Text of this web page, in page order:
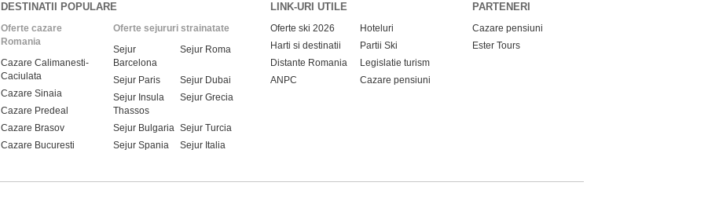
DESTINATII POPULARE
Oferte cazare
Romania
Cazare Calimanesti-
Caciulata
Cazare Sinaia
Cazare Predeal
Cazare Brasov
Cazare Bucuresti
Oferte sejururi strainatate
Sejur
Barcelona
Sejur Roma
Sejur Paris
Sejur Dubai
Sejur Insula
Thassos
Sejur Grecia
Sejur Bulgaria Sejur Turcia
Sejur Spania
Sejur Italia
LINK-URI UTILE
Oferte ski 2026
Hoteluri
Harti si destinatii
Partii Ski
Distante Romania
Legislatie turism
ANPC
Cazare pensiuni
PARTENERI
Cazare pensiuni
Ester Tours